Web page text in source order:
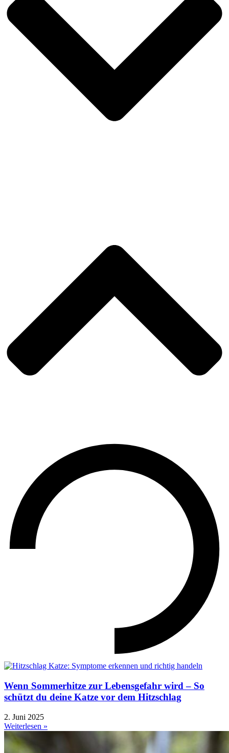
Wenn Sommerhitze zur Lebensgefahr wird – So
schützt du deine Katze vor dem Hitzschlag
2. Juni 2025
Weiterlesen »